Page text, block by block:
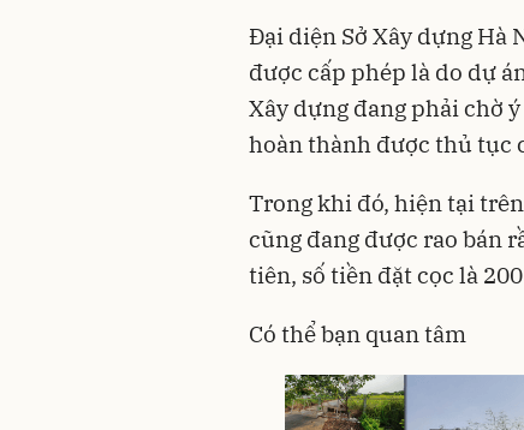
Đại diện Sở Xây dựng Hà
được cấp phép là do dự
Xây dựng đang phải chờ
hoàn thành được thủ tục
Trong khi đó, hiện tại
cũng đang được rao bán
tiên, số tiền đặt cọc là
Có thể bạn quan tâm